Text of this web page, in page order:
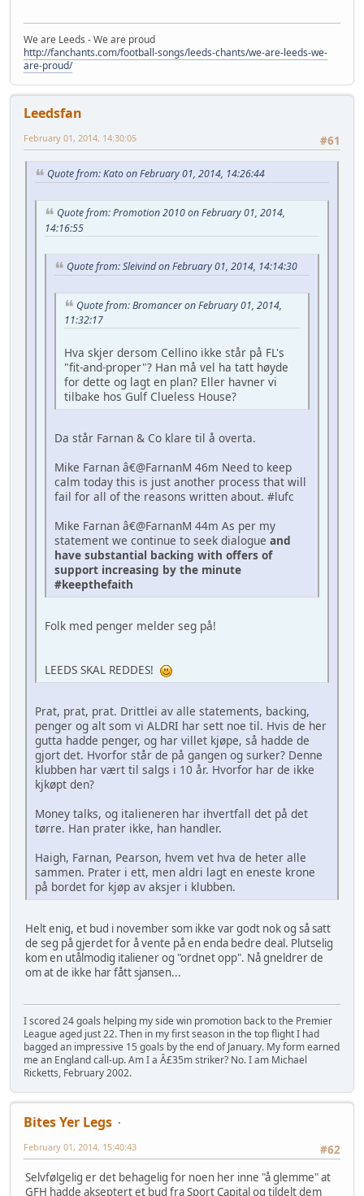
We are Leeds - We are proud
http://fanchants.com/football-songs/leeds-chants/we-are-leeds-we-
are-proud/
Leedsfan
#61
February 01, 2014, 14:30:05
Quote from: Kato on February 01, 2014, 14:26:44
Quote from: Promotion 2010 on February 01, 2014,
14:16:55
Quote from: Sleivind on February 01, 2014, 14:14:30
Quote from: Bromancer on February 01, 2014,
11:32:17
Hva skjer dersom Cellino ikke står på FL's
"fit-and-proper"? Han må vel ha tatt høyde
for dette og lagt en plan? Eller havner vi
tilbake hos Gulf Clueless House?
Da står Farnan & Co klare til å overta.
Mike Farnan â€@FarnanM 46m Need to keep
calm today this is just another process that will
fail for all of the reasons written about. #lufc
Mike Farnan â€@FarnanM 44m As per my
statement we continue to seek dialogue and
have substantial backing with offers of
support increasing by the minute
#keepthefaith
Folk med penger melder seg på!
LEEDS SKAL REDDES!
Prat, prat, prat. Drittlei av alle statements, backing,
penger og alt som vi ALDRI har sett noe til. Hvis de her
gutta hadde penger, og har villet kjøpe, så hadde de
gjort det. Hvorfor står de på gangen og surker? Denne
klubben har vært til salgs i 10 år. Hvorfor har de ikke
kjkøpt den?
Money talks, og italieneren har ihvertfall det på det
tørre. Han prater ikke, han handler.
Haigh, Farnan, Pearson, hvem vet hva de heter alle
sammen. Prater i ett, men aldri lagt en eneste krone
på bordet for kjøp av aksjer i klubben.
Helt enig, et bud i november som ikke var godt nok og så satt
de seg på gjerdet for å vente på en enda bedre deal. Plutselig
kom en utålmodig italiener og "ordnet opp". Nå gneldrer de
om at de ikke har fått sjansen...
I scored 24 goals helping my side win promotion back to the Premier
League aged just 22. Then in my first season in the top flight I had
bagged an impressive 15 goals by the end of January. My form earned
me an England call-up. Am I a Â£35m striker? No. I am Michael
Ricketts, February 2002.
Bites Yer Legs
#62
February 01, 2014, 15:40:43
Selvfølgelig er det behagelig for noen her inne "å glemme" at
GFH hadde akseptert et bud fra Sport Capital og tildelt dem